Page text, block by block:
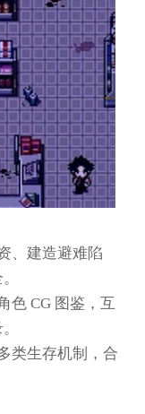
、建造避难陷
色 CG 图鉴，互
类生存机制，合